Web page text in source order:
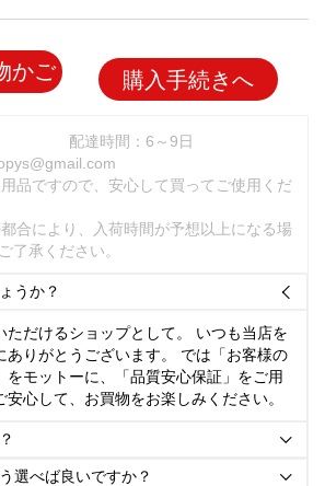
かご 購入手続きへ
配達時間：6～9日
品ですので、安心して買ってご使用くだ
合により、入荷時間が予想以上になる場
了承ください。
うか？ 
ただけるショップとして。 いつも当店を
ありがとうございます。 では「お客様の
をモットーに、「品質安心保証」をご用
心して、お買物をお楽しみください。

選べば良いですか？ 